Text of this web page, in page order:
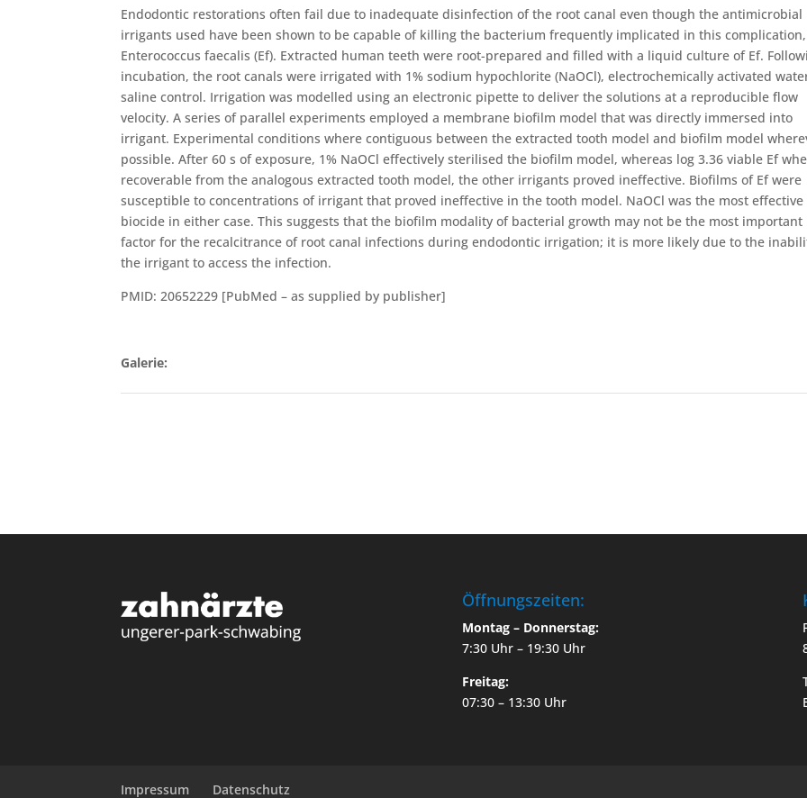
Endodontic restorations often fail due to inadequate disinfection of the root canal even though the antimicrobial
irrigants used have been shown to be capable of killing the bacterium frequently implicated in this complication,
Enterococcus faecalis (Ef). Extracted human teeth were root-prepared and filled with a liquid culture of Ef.
incubation, the root canals were irrigated with 1% sodium hypochlorite (NaOCl), electrochemically activated
saline control. Irrigation was modelled using an electronic pipette to deliver the solutions at a reproducible flow
velocity. A series of parallel experiments employed a membrane biofilm model that was directly immersed into
irrigant. Experimental conditions where contiguous between the extracted tooth model and biofilm model
possible. After 60 s of exposure, 1% NaOCl effectively sterilised the biofilm model, whereas log 3.36 viable Ef
recoverable from the analogous extracted tooth model, the other irrigants proved ineffective. Biofilms of Ef were
susceptible to concentrations of irrigant that proved ineffective in the tooth model. NaOCl was the most effective
biocide in either case. This suggests that the biofilm modality of bacterial growth may not be the most important
factor for the recalcitrance of root canal infections during endodontic irrigation; it is more likely due to the
the irrigant to access the infection.
PMID: 20652229 [PubMed – as supplied by publisher]
Galerie:
Öffnungszeiten:
Montag – Donnerstag:
7:30 Uhr – 19:30 Uhr
Freitag:
07:30 – 13:30 Uhr
Impressum Datenschutz